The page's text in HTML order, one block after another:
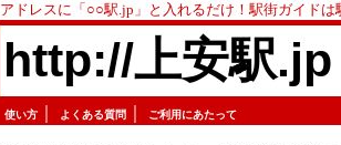
アドレスに「○○駅.jp」と入れるだけ！駅街ガイド
http://上安駅.jp
使い方 よくある質問 ご利用にあたって